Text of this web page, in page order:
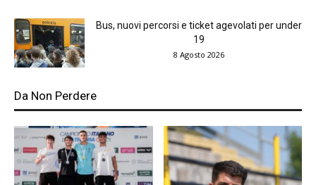
Bus, nuovi percorsi e ticket agevolati per under
19
8 Agosto 2026
Da Non Perdere